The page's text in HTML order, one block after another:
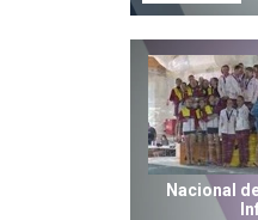
Nacional